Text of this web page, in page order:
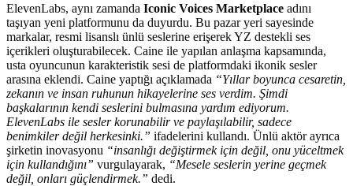
ElevenLabs, aynı zamanda Iconic Voices Marketplace adını
taşıyan yeni platformunu da duyurdu. Bu pazar yeri sayesinde
markalar, resmi lisanslı ünlü seslerine erişerek YZ destekli ses
içerikleri oluşturabilecek. Caine ile yapılan anlaşma kapsamında,
usta oyuncunun karakteristik sesi de platformdaki ikonik sesler
arasına eklendi. Caine yaptığı açıklamada “Yıllar boyunca cesaretin,
zekanın ve insan ruhunun hikayelerine ses verdim. Şimdi
başkalarının kendi seslerini bulmasına yardım ediyorum.
ElevenLabs ile sesler korunabilir ve paylaşılabilir, sadece
benimkiler değil herkesinki.” ifadelerini kullandı. Ünlü aktör ayrıca
şirketin inovasyonu “insanlığı değiştirmek için değil, onu yüceltmek
için kullandığını” vurgulayarak, “Mesele seslerin yerine geçmek
değil, onları güçlendirmek.” dedi.